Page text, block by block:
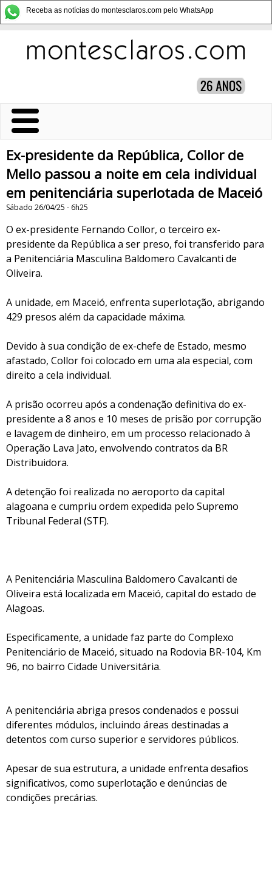
Receba as notícias do montesclaros.com pelo WhatsApp
Ex-presidente da República, Collor de
Mello passou a noite em cela individual
em penitenciária superlotada de Maceió
Sábado 26/04/25 - 6h25
O ex-presidente Fernando Collor, o terceiro ex-
presidente da República a ser preso, foi transferido para
a Penitenciária Masculina Baldomero Cavalcanti de
Oliveira.
A unidade, em Maceió, enfrenta superlotação, abrigando
429 presos além da capacidade máxima.
Devido à sua condição de ex-chefe de Estado, mesmo
afastado, Collor foi colocado em uma ala especial, com
direito a cela individual.
A prisão ocorreu após a condenação definitiva do ex-
presidente a 8 anos e 10 meses de prisão por corrupção
e lavagem de dinheiro, em um processo relacionado à
Operação Lava Jato, envolvendo contratos da BR
Distribuidora.
A detenção foi realizada no aeroporto da capital
alagoana e cumpriu ordem expedida pelo Supremo
Tribunal Federal (STF).
​A Penitenciária Masculina Baldomero Cavalcanti de
Oliveira está localizada em Maceió, capital do estado de
Alagoas.
Especificamente, a unidade faz parte do Complexo
Penitenciário de Maceió, situado na Rodovia BR-104, Km
96, no bairro Cidade Universitária. ​
A penitenciária abriga presos condenados e possui
diferentes módulos, incluindo áreas destinadas a
detentos com curso superior e servidores públicos.
Apesar de sua estrutura, a unidade enfrenta desafios
significativos, como superlotação e denúncias de
condições precárias.